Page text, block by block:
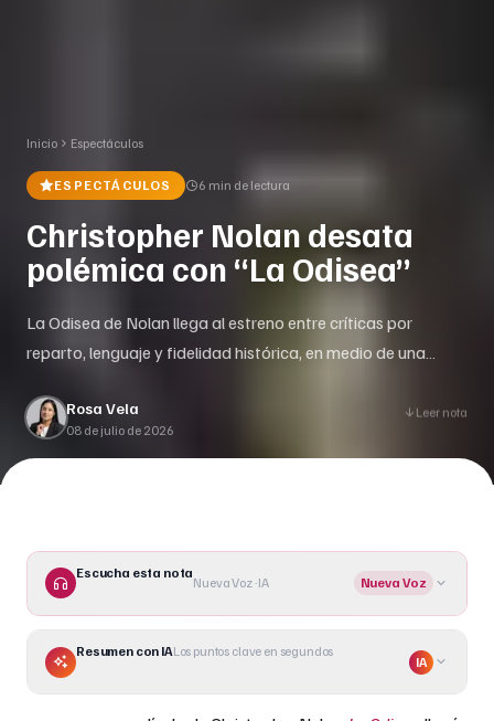
Inicio Espectáculos
ESPECTÁCULOS 6 min de lectura
Christopher Nolan desata
polémica con “La Odisea”
La Odisea de Nolan llega al estreno entre críticas por
reparto, lenguaje y fidelidad histórica, en medio de una
Rosa Vela
08 de julio de 2026
Leer nota
Escucha esta nota
Nueva Voz · IA Nueva Voz
Resumen con IALos puntos clave en segundos
IA